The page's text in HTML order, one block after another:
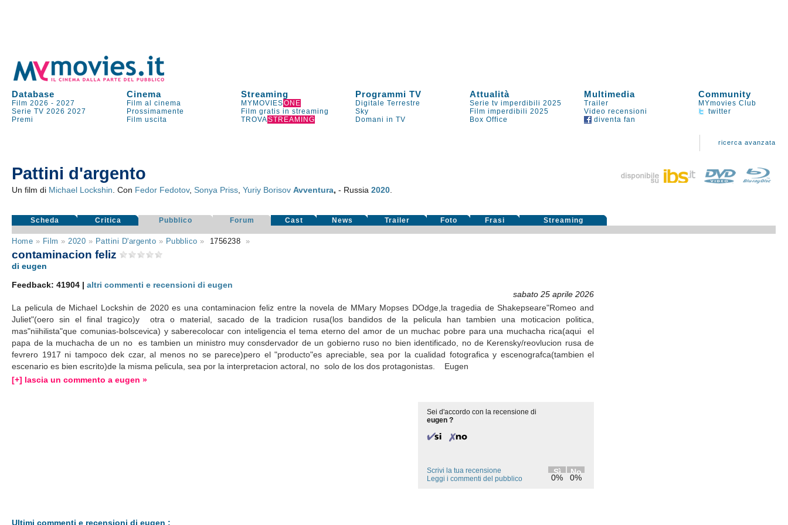
Database Cinema Streaming Programmi TV Attualità Multimedia Community
Film 2026 -2027 Film al cinema MYMOVIESONE Digitale Terrestre Serie tv imperdibili 2025 Trailer
MYmovies Club
Serie TV 2026 2027 Prossimamente Film gratis in streaming Sky Film imperdibili 2025 Video recensioni
twitter
Premi
Film uscita TROVASTREAMING Domani in TV Box Office diventa fan
ricerca avanzata
Pattini d'argento
Un film di Michael Lockshin . Con Fedor Fedotov,Sonya Priss ,Yuriy Borisov Avventura,- Russia2020
Scheda Critica Pubblico Forum Cast News Trailer Foto Frasi Streaming
Home » Film » 2020 » Pattini D'argento » Pubblico » 1756238 »
contaminacion feliz
di eugen
Feedback: 41904 |altri commenti e recensioni di eugen
sabato 25 aprile 2026
La pelicula de Michael Lockshin de 2020 es una contaminacion feliz entre la novela de MMary Mopses DOdge,la tragedia de Shakepseare"Romeo and
Juliet"(oero sin el final tragico)y otra o material, sacado de la tradicion rusa(los bandidos de la pelicula han tambien una moticacion politica,
mas"niihilista"que comunias-bolscevica) y saberecolocar con inteligencia el tema eterno del amor de un muchac pobre para una muchacha rica(aqui el
papa de la muchacha de un no es tambien un ministro muy consdervador de un gobierno ruso no bien identificado, no de Kerensky/reovlucion rusa de
fevrero 1917 ni tampoco dek czar, al menos no se parece)pero el "producto"es apreciable, sea por la cualidad fotografica y escenografca(tambien el
escenario es bien escrito)de la misma pelicula, sea por la interpretacion actoral, no solo de los dos protagonistas. Eugen
[+] lascia un commento a eugen »
Sei d'accordo con la recensione di
eugen ?
Sì
0%
No
0%
Scrivi la tua recensione
Leggi i commenti del pubblico
Ultimi commenti e recensioni di eugen :